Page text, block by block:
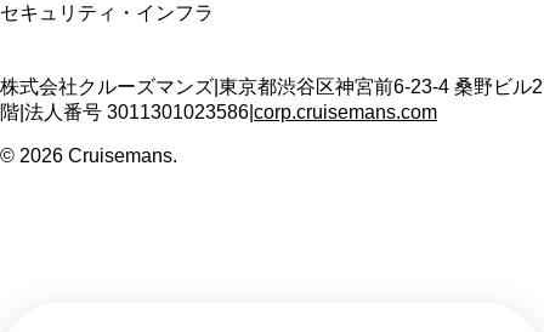
セキュリティ・インフラ
株式会社クルーズマンズ 東京都渋谷区神宮前6-23-4 桑野ビル2
階 法人番号 3011301023586 corp.cruisemans.com
© 2026 Cruisemans.